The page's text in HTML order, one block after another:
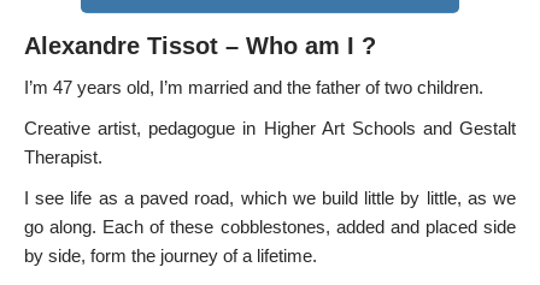
Alexandre Tissot – Who am I ?
I’m 47 years old, I’m married and the father of two children.
Creative artist, pedagogue in Higher Art Schools and Gestalt
Therapist.
I see life as a paved road, which we build little by little, as we
go along. Each of these cobblestones, added and placed side
by side, form the journey of a lifetime.